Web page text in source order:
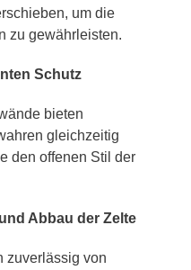
um die
zu gewährleisten.
Schutz
bieten
gleichzeitig
den offenen Stil der
Abbau der Zelte
zuverlässig von